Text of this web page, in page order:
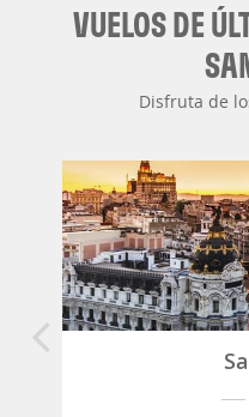
VUELOS DE
Disfruta de